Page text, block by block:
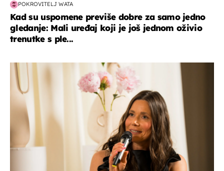
POKROVITELJ WATA
Kad su uspomene previše dobre za samo jedno
gledanje: Mali uređaj koji je još jednom oživio
trenutke s ple...
moda & ljepota